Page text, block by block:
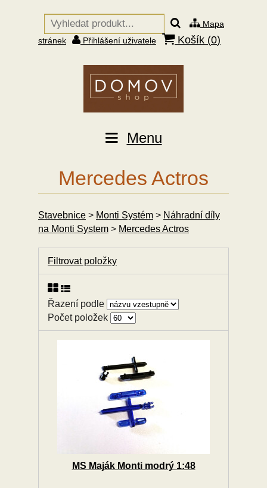
Mapa
stránek
Přihlášení uživatele Košík (0)
Menu
Mercedes Actros
Stavebnice > Monti Systém > Náhradní díly
na Monti System > Mercedes Actros
Filtrovat položky
Řazení podle
Počet položek
MS Maják Monti modrý 1:48